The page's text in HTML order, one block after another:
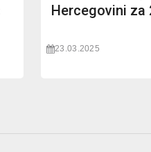
Hercegovini za
23.03.2025